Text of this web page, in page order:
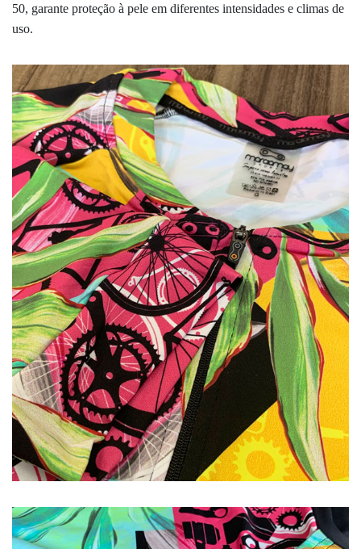
50, garante proteção à pele em diferentes intensidades e climas de
uso.